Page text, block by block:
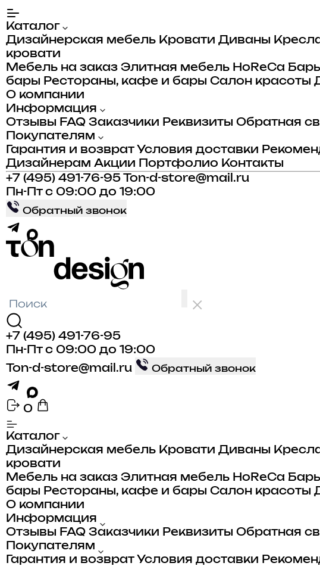
Каталог
Дизайнерская мебель Кровати Диваны
кровати
Мебель на заказ Элитная мебель HoReCa
бары Рестораны, кафе и бары Салон красоты
О компании
Информация
Отзывы FAQ Заказчики Реквизиты Обратная
Покупателям
Гарантия и возврат Условия доставки
Дизайнерам Акции Портфолио Контакты
+7 (495) 491-76-95
Ton-d-store@mail.ru
Пн-Пт с 09:00 до 19:00
Обратный звонок
+7 (495) 491-76-95
Пн-Пт с 09:00 до 19:00
Ton-d-store@mail.ru
Обратный звонок
0
Каталог
Дизайнерская мебель Кровати Диваны
кровати
Мебель на заказ Элитная мебель HoReCa
бары Рестораны, кафе и бары Салон красоты
О компании
Информация
Отзывы FAQ Заказчики Реквизиты Обратная
Покупателям
Гарантия и возврат Условия доставки